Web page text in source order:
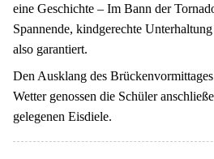
eine Geschichte – Im Bann der
Spannende, kindgerechte
also garantiert.
Den Ausklang des
Wetter genossen die Schüler
gelegenen Eisdiele.